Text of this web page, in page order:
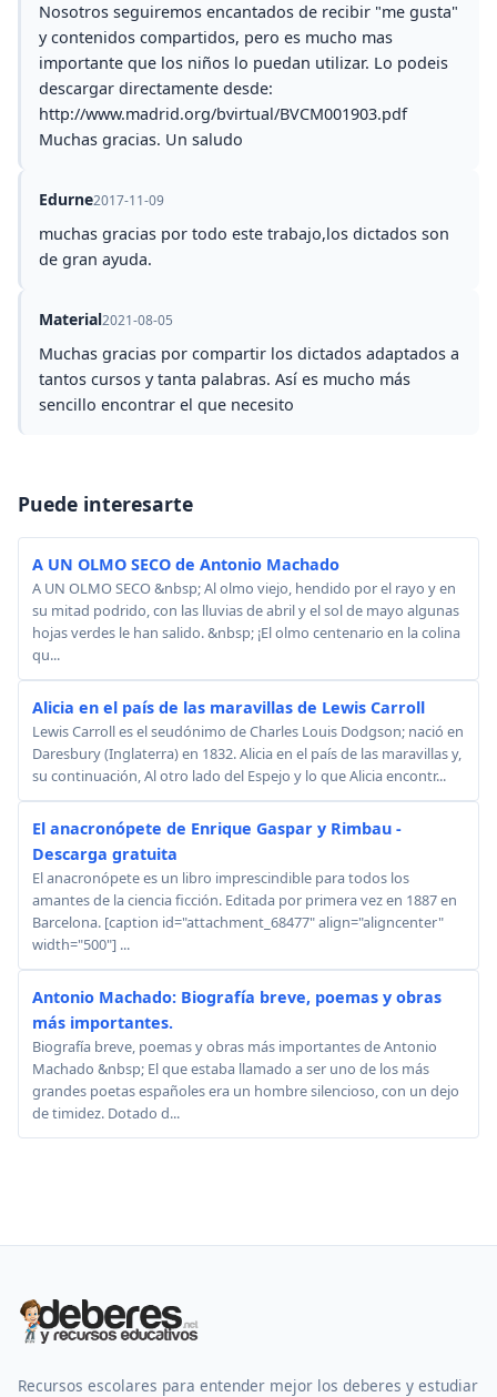
Nosotros seguiremos encantados de recibir "me gusta"
y contenidos compartidos, pero es mucho mas
importante que los niños lo puedan utilizar. Lo podeis
descargar directamente desde:
http://www.madrid.org/bvirtual/BVCM001903.pdf
Muchas gracias. Un saludo
Edurne2017-11-09
muchas gracias por todo este trabajo,los dictados son
de gran ayuda.
Material2021-08-05
Muchas gracias por compartir los dictados adaptados a
tantos cursos y tanta palabras. Así es mucho más
sencillo encontrar el que necesito
Puede interesarte
A UN OLMO SECO de Antonio Machado
A UN OLMO SECO &nbsp; Al olmo viejo, hendido por el rayo y en
su mitad podrido, con las lluvias de abril y el sol de mayo algunas
hojas verdes le han salido. &nbsp; ¡El olmo centenario en la colina
qu...
Alicia en el país de las maravillas de Lewis Carroll
Lewis Carroll es el seudónimo de Charles Louis Dodgson; nació en
Daresbury (Inglaterra) en 1832. Alicia en el país de las maravillas y,
su continuación, Al otro lado del Espejo y lo que Alicia encontr...
El anacronópete de Enrique Gaspar y Rimbau -
Descarga gratuita
El anacronópete es un libro imprescindible para todos los
amantes de la ciencia ficción. Editada por primera vez en 1887 en
Barcelona. [caption id="attachment_68477" align="aligncenter"
width="500"] ...
Antonio Machado: Biografía breve, poemas y obras
más importantes.
Biografía breve, poemas y obras más importantes de Antonio
Machado &nbsp; El que estaba llamado a ser uno de los más
grandes poetas españoles era un hombre silencioso, con un dejo
de timidez. Dotado d...
Recursos escolares para entender mejor los deberes y estudiar